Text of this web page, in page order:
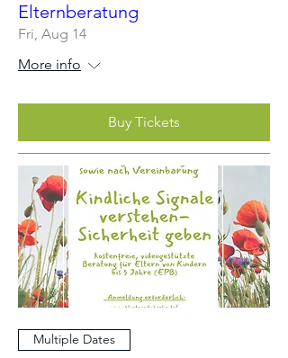
Elternberatung
Fri, Aug 14
More info
Buy Tickets
Multiple Dates